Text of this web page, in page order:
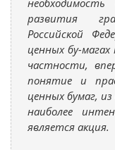
развития
Российской
ценных бу-магах
частности,
понятие и
ценных бумаг,
наиболее
является акция.